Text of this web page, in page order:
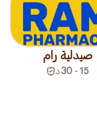
صيدلية رام
15 - 30 د